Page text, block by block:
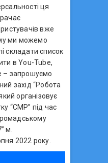
ця
вже
ми можемо
складати список
в You-Tube,
– запрошуємо
захід “Робота
організовує
“СМР” під час
м.
2022 року.